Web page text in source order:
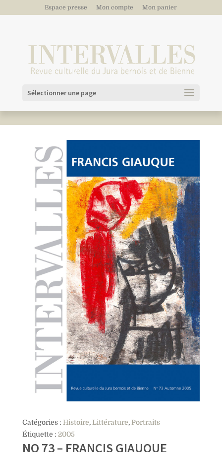
Espace presse Mon compte Mon panier
Sélectionner une page
Catégories : Histoire,Littérature,Portraits
Étiquette : 2005
NO 73 – FRANCIS GIAUQUE